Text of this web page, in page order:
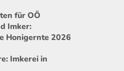
für OÖ
Imker:
Honigernte 2026
Imkerei in